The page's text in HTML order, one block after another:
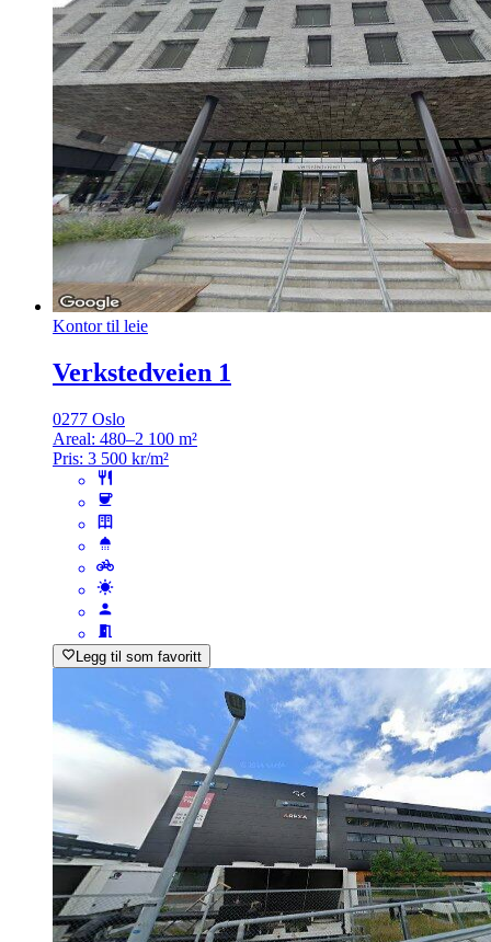
Kontor til leie
Verkstedveien 1
0277 Oslo
Areal: 480–2 100 m²
Pris: 3 500 kr/m²
Legg til som favoritt